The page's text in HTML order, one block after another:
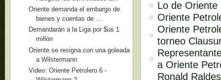
Lo de
Oriente
Oriente
torneo
a Oriente
Ronald
Oriente demanda el embargo de
bienes y cuentas de ...
Demandarán a la Liga por $us 1
millón
Oriente se resigna con una goleada
a Wilstermann
Video: Oriente Petrolero 6 -